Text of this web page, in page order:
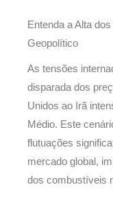
Entenda a Alta
Geopolítico
As tensões
disparada dos
Unidos ao Irã
Médio. Este
flutuações
mercado global,
dos combustíveis